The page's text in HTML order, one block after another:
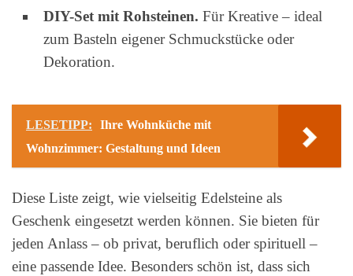
DIY-Set mit Rohsteinen. Für Kreative – ideal
zum Basteln eigener Schmuckstücke oder
Dekoration.
LESETIPP:
Ihre Wohnküche mit
Wohnzimmer: Gestaltung und Ideen
Diese Liste zeigt, wie vielseitig Edelsteine als
Geschenk eingesetzt werden können. Sie bieten für
jeden Anlass – ob privat, beruflich oder spirituell –
eine passende Idee. Besonders schön ist, dass sich